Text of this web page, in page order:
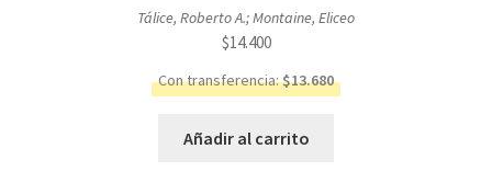
Tálice, Roberto A.; Montaine, Eliceo
$14.400
Con transferencia:$13.680
Añadir al carrito